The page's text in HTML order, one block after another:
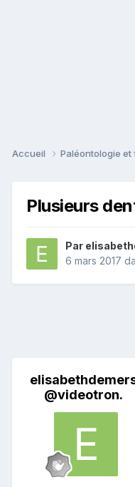
Accueil Paléontologie et
Plusieurs
Par
6 mars 2017
@videotron.